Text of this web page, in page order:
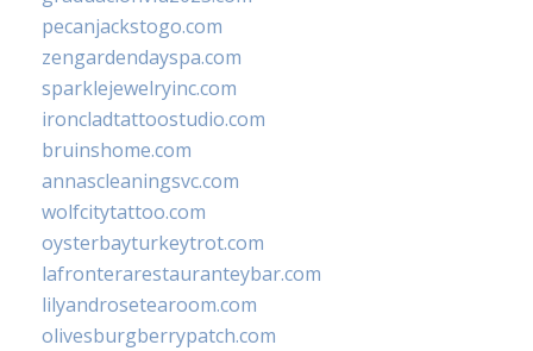
pecanjackstogo.com
zengardendayspa.com
sparklejewelryinc.com
ironcladtattoostudio.com
bruinshome.com
annascleaningsvc.com
wolfcitytattoo.com
oysterbayturkeytrot.com
lafronterarestauranteybar.com
lilyandrosetearoom.com
olivesburgberrypatch.com